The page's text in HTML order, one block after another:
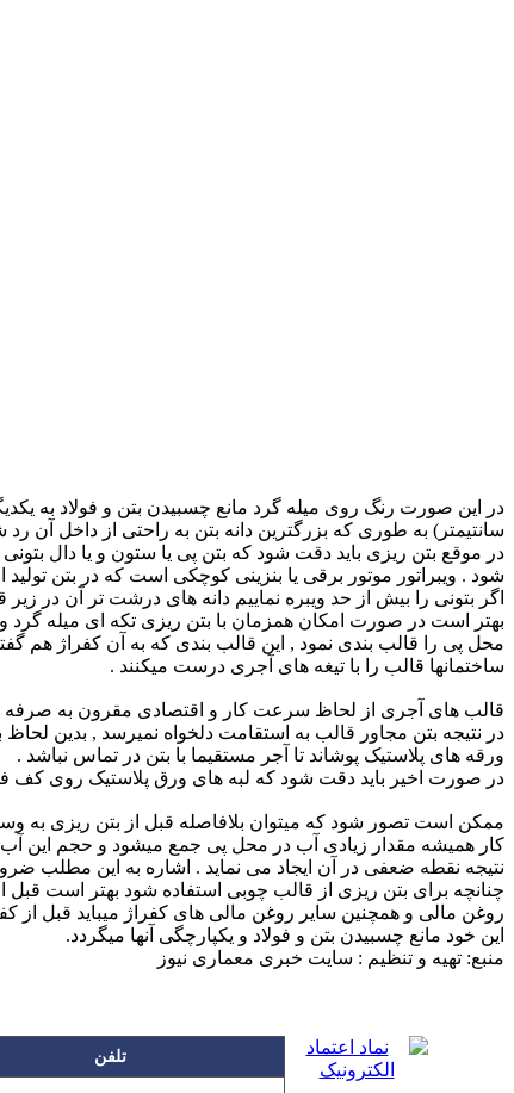
سانتیمتر) به طوری که بزرگترین دانه بتن به راحتی از داخل آن رد
در موقع بتن ریزی باید دقت شود که بتن پی یا ستون و یا دال
شود . ویبراتور موتور برقی یا بنزینی کوچکی است که در بتن
اگر بتونی را بیش از حد ویبره نماییم دانه های درشت تر آن در
بهتر است در صورت امکان همزمان با بتن ریزی تکه ای میله گرد و
ساختمانها قالب را با تیغه های آجری درست میکنند .
قالب های آجری از لحاظ سرعت کار و اقتصادی مقرون به صرفه
ورقه های پلاستیک پوشاند تا آجر مستقیما با بتن در تماس نباشد .
در صورت اخیر باید دقت شود که لبه های ورق پلاستیک روی کف
ممکن است تصور شود که میتوان بلافاصله قبل از بتن ریزی به
کار همیشه مقدار زیادی آب در محل پی جمع میشود و حجم این
نتیجه نقطه ضعفی در آن ایجاد می نماید . اشاره به این
چنانچه برای بتن ریزی از قالب چوبی استفاده شود بهتر است
روغن مالی و همچنین سایر روغن مالی های کفراژ میباید قبل از
این خود مانع چسبیدن بتن و فولاد و یکپارچگی آنها میگردد.
منبع: تهیه و تنظیم : سایت خبری معماری نیوز
تلفن